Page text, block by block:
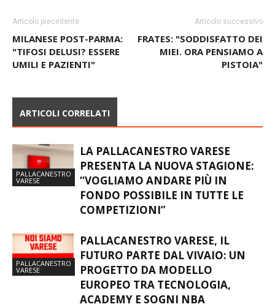
Articolo precedente
MILANESE POST-PARMA:
"TIFOSI DELUSI? ESSERE
UMILI E PAZIENTI"
Articolo successivo
FRATES: "SODDISFATTO DEI
MIEI. ORA PENSIAMO A
PISTOIA"
ARTICOLI CORRELATI
PALLACANESTRO
VARESE
LA PALLACANESTRO VARESE
PRESENTA LA NUOVA STAGIONE:
“VOGLIAMO ANDARE PIÙ IN
FONDO POSSIBILE IN TUTTE LE
COMPETIZIONI”
PALLACANESTRO
VARESE
PALLACANESTRO VARESE, IL
FUTURO PARTE DAL VIVAIO: UN
PROGETTO DA MODELLO
EUROPEO TRA TECNOLOGIA,
ACADEMY E SOGNI NBA